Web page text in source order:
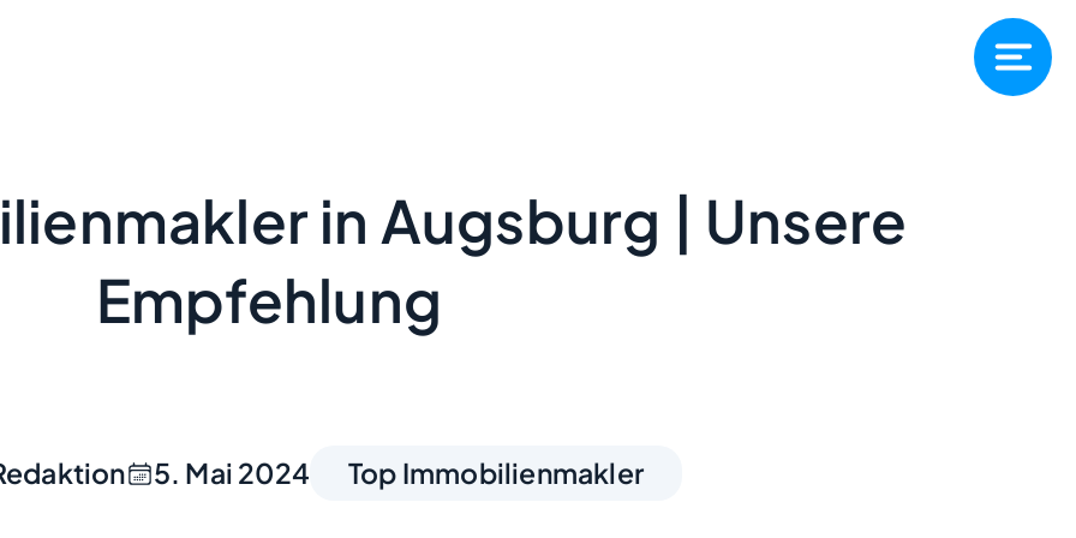
in Augsburg | Unsere
Empfehlung
5. Mai 2024 Top Immobilienmakler